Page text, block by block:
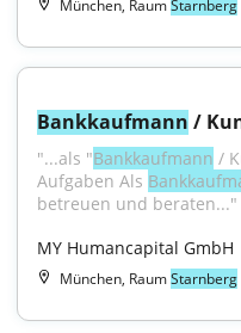
München, RaumStarnberg
Bankkaufmann /
"...als "Bankkaufmann /
Aufgaben Als
betreuen und beraten..."
MY Humancapital GmbH
München, RaumStarnberg